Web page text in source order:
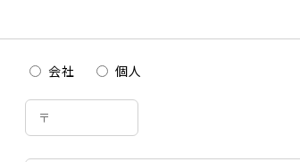
会社 個人